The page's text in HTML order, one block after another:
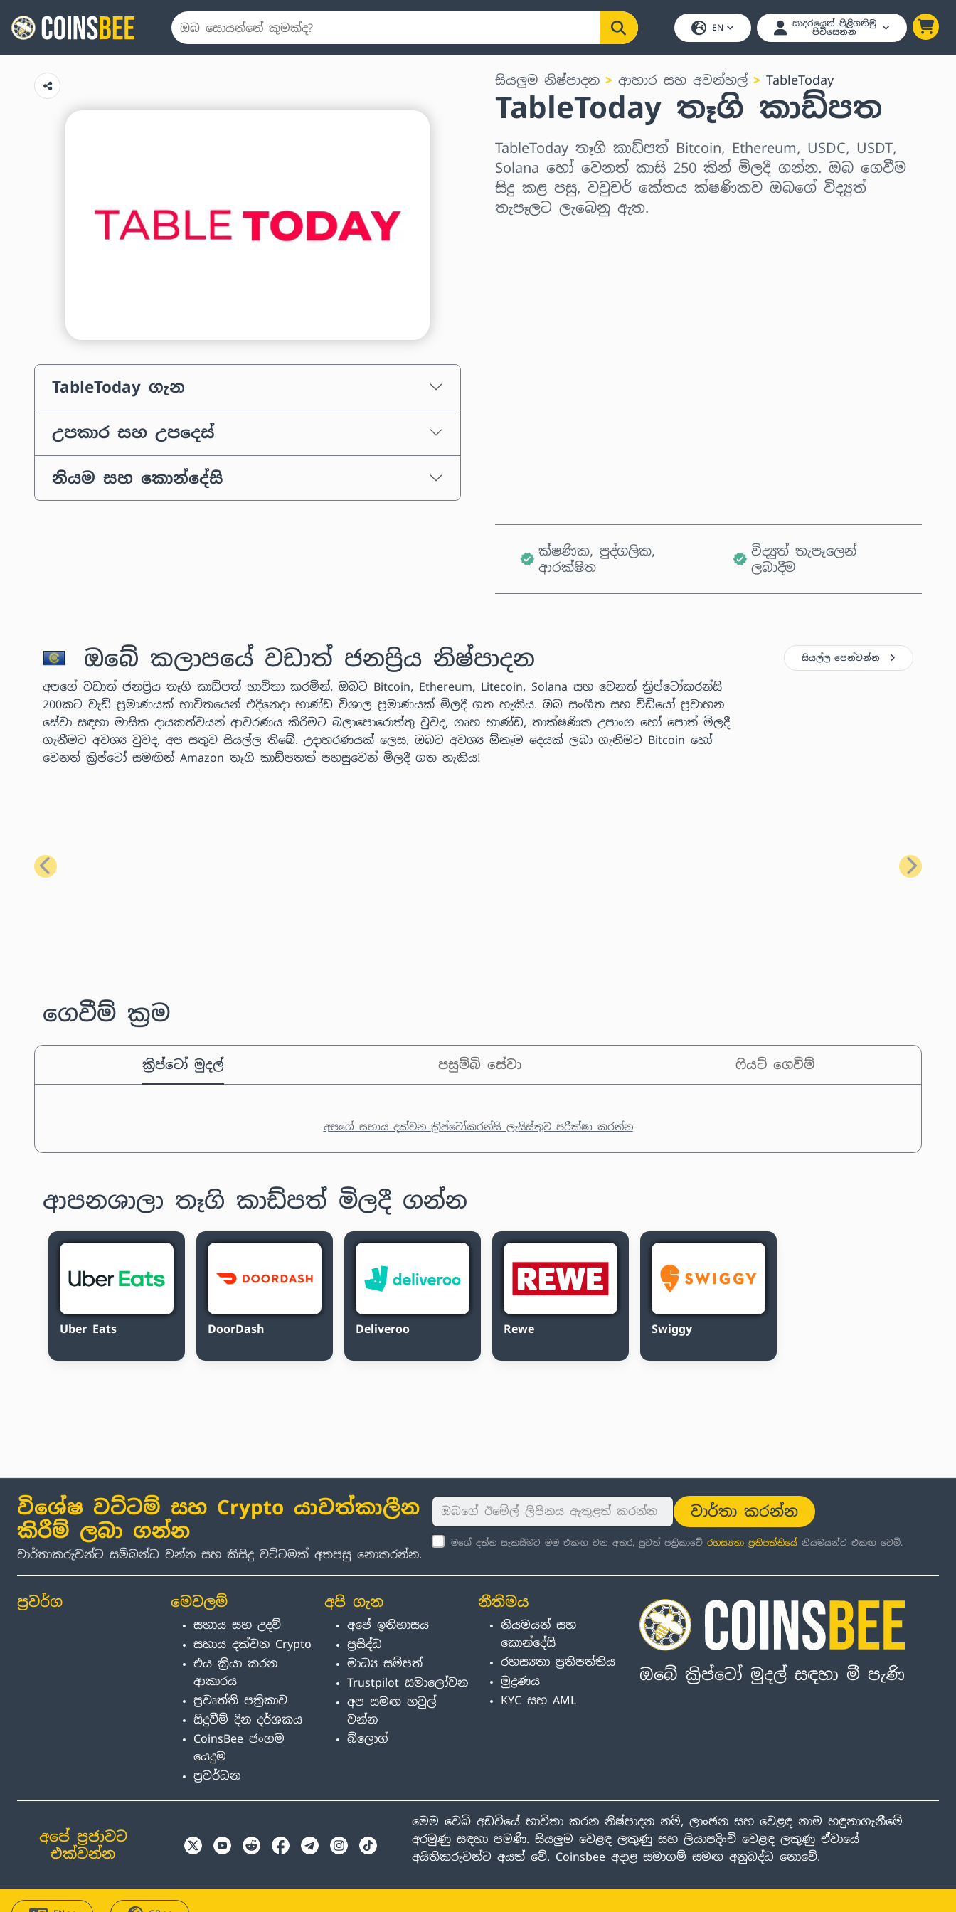
EN සාදරයෙන් පිළිගනිමු
පිවිසෙන්න
TableToday ගැන
උපකාර සහ උපදෙස්
නියම සහ කොන්දේසි
සියලුම නිෂ්පාදන ආහාර සහ අවන්හල් TableToday
TableToday තෑගි කාඩ්පත
TableToday තෑගි කාඩ්පත් Bitcoin, Ethereum, USDC, USDT,
Solana හෝ වෙනත් කාසි 250 කින් මිලදී ගන්න. ඔබ ගෙවීම
සිදු කළ පසු, වවුචර් කේතය ක්ෂණිකව ඔබගේ විද්‍යුත්
තැපෑලට ලැබෙනු ඇත.
ක්ෂණික, පුද්ගලික,
ආරක්ෂිත
විද්‍යුත් තැපෑලෙන්
ලබාදීම
ඔබේ කලාපයේ වඩාත් ජනප්‍රිය නිෂ්පාදන
අපගේ වඩාත් ජනප්‍රිය තෑගි කාඩ්පත් භාවිතා කරමින්, ඔබට Bitcoin, Ethereum, Litecoin, Solana සහ වෙනත් ක්‍රිප්ටෝකරන්සි
200කට වැඩි ප්‍රමාණයක් භාවිතයෙන් එදිනෙදා භාණ්ඩ විශාල ප්‍රමාණයක් මිලදී ගත හැකිය. ඔබ සංගීත සහ වීඩියෝ ප්‍රවාහන
සේවා සඳහා මාසික දායකත්වයන් ආවරණය කිරීමට බලාපොරොත්තු වුවද, ගෘහ භාණ්ඩ, තාක්ෂණික උපාංග හෝ පොත් මිලදී
ගැනීමට අවශ්‍ය වුවද, අප සතුව සියල්ල තිබේ. උදාහරණයක් ලෙස, ඔබට අවශ්‍ය ඕනෑම දෙයක් ලබා ගැනීමට Bitcoin හෝ
වෙනත් ක්‍රිප්ටෝ සමඟින් Amazon තෑගි කාඩ්පතක් පහසුවෙන් මිලදී ගත හැකිය!
සියල්ල පෙන්වන්න
පෙර ඊළඟ
ගෙවීම් ක්‍රම
ක්‍රිප්ටෝ මුදල් පසුම්බි සේවා ෆියට් ගෙවීම්
අපගේ සහාය දක්වන ක්‍රිප්ටෝකරන්සි ලැයිස්තුව පරීක්ෂා කරන්න
ආපනශාලා තෑගි කාඩ්පත් මිලදී ගන්න
Uber Eats DoorDash Deliveroo Rewe Swiggy
විශේෂ වට්ටම් සහ Crypto යාවත්කාලීන
කිරීම් ලබා ගන්න
වාර්තාකරුවන්ට සම්බන්ධ වන්න සහ කිසිදු වට්ටමක් අතපසු නොකරන්න.
වාර්තා කරන්න
මගේ දත්ත සැකසීමට මම එකඟ වන අතර, පුවත් පත්‍රිකාවේ රහස්‍යතා ප්‍රතිපත්තියේ නියමයන්ට එකඟ වෙමි.
ප්‍රවර්ග මෙවලම්
සහාය සහ උදව්
සහාය දක්වන Crypto
එය ක්‍රියා කරන
ආකාරය
ප්‍රවෘත්ති පත්‍රිකාව
සිදුවීම් දින දර්ශකය
CoinsBee ජංගම
යෙදුම
ප්‍රවර්ධන
අපි ගැන
අපේ ඉතිහාසය
ප්‍රසිද්ධ
මාධ්‍ය සම්පත්
Trustpilot සමාලෝචන
අප සමඟ හවුල්
වන්න
බ්ලොග්
නීතිමය
නියමයන් සහ
කොන්දේසි
රහස්‍යතා ප්‍රතිපත්තිය
මුද්‍රණය
KYC සහ AML
ඔබේ ක්‍රිප්ටෝ මුදල් සඳහා මී පැණි
අපේ ප්‍රජාවට
එක්වන්න
මෙම වෙබ් අඩවියේ භාවිතා කරන නිෂ්පාදන නම්, ලාංඡන සහ වෙළඳ නාම හඳුනාගැනීමේ
අරමුණු සඳහා පමණි. සියලුම වෙළඳ ලකුණු සහ ලියාපදිංචි වෙළඳ ලකුණු ඒවායේ
අයිතිකරුවන්ට අයත් වේ. Coinsbee අදාළ සමාගම් සමඟ අනුබද්ධ නොවේ.